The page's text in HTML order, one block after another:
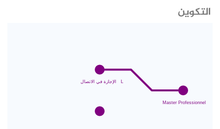
التكوين